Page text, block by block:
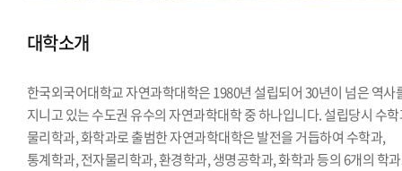
대학소개
한국외국어대학교 자연과학대학은 1980년 설립되어 30년이 넘은 역사
지니고 있는 수도권 유수의 자연과학대학 중 하나입니다. 설립당시 수
물리학과, 화학과로 출범한 자연과학대학은 발전을 거듭하여 수학과,
통계학과, 전자물리학과, 환경학과, 생명공학과, 화학과 등의 6개의 학